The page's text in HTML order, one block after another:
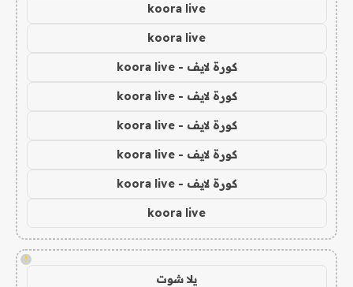
koora live
koora live
كورة لايف - koora live
كورة لايف - koora live
كورة لايف - koora live
كورة لايف - koora live
كورة لايف - koora live
koora live
!
يلا شوت